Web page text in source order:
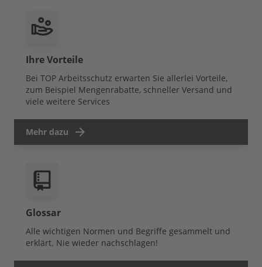
Ihre Vorteile
Bei TOP Arbeitsschutz erwarten Sie allerlei Vorteile,
zum Beispiel Mengenrabatte, schneller Versand und
viele weitere Services
Mehr dazu
Glossar
Alle wichtigen Normen und Begriffe gesammelt und
erklärt. Nie wieder nachschlagen!